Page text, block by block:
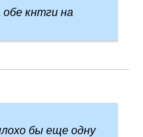
кнтги на
бы еще одну